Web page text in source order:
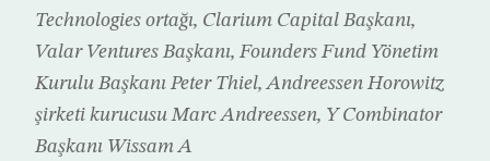
Technologies ortağı, Clarium Capital Başkanı,
Valar Ventures Başkanı, Founders Fund Yönetim
Kurulu Başkanı Peter Thiel, Andreessen Horowitz
şirketi kurucusu Marc Andreessen, Y Combinator
Başkanı Wissam A